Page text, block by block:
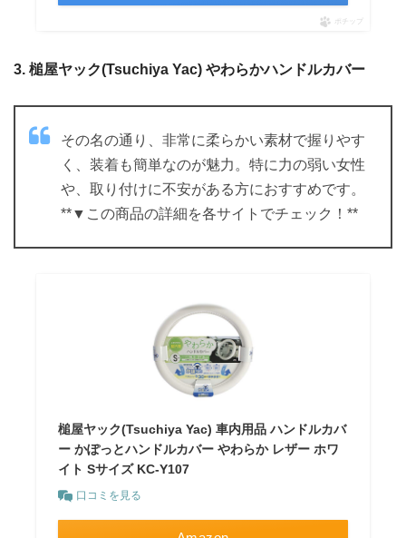
ポチップ
3. 槌屋ヤック(Tsuchiya Yac) やわらかハンドルカバー
その名の通り、非常に柔らかい素材で握りやす
く、装着も簡単なのが魅力。特に力の弱い女性
や、取り付けに不安がある方におすすめです。
**▼この商品の詳細を各サイトでチェック！**
槌屋ヤック(Tsuchiya Yac) 車内用品 ハンドルカバ
ー かぽっとハンドルカバー やわらか レザー ホワ
イト Sサイズ KC-Y107
口コミを見る